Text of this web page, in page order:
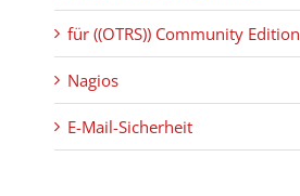
für ((OTRS)) Community Edition
Nagios
E-Mail-Sicherheit